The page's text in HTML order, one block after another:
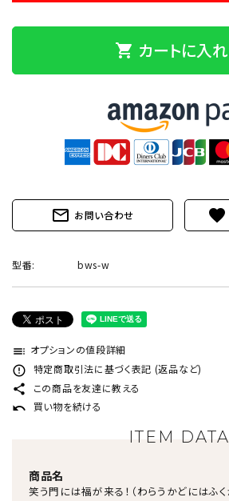
shopping_cart カートに入
mail_outline お問い合わせ favorite
型番: bws-w
toc オプションの値段詳細
error_outline 特定商取引法に基づく表記 (返品など)
share この商品を友達に教える
undo 買い物を続ける
ITEM DATA
商品名
笑う門には福が来る！（わらうかどにはふ